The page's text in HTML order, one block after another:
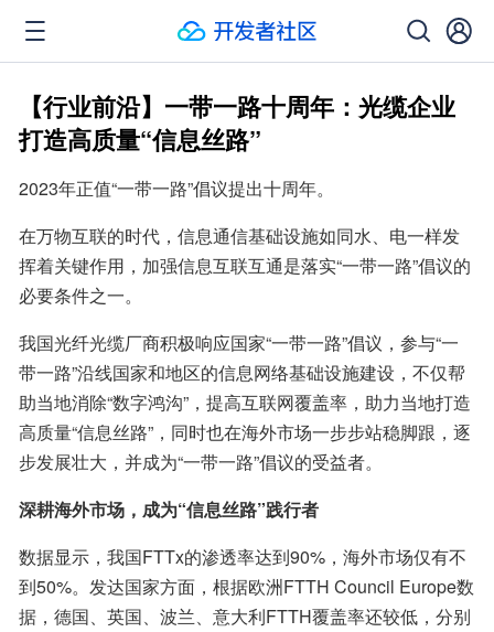
【行业前沿】一带一路十周年：光缆企业
打造高质量“信息丝路”
2023年正值“一带一路”倡议提出十周年。
在万物互联的时代，信息通信基础设施如同水、电一样发
挥着关键作用，加强信息互联互通是落实“一带一路”倡议的
必要条件之一。
我国光纤光缆厂商积极响应国家“一带一路”倡议，参与“一
带一路”沿线国家和地区的信息网络基础设施建设，不仅帮
助当地消除“数字鸿沟”，提高互联网覆盖率，助力当地打造
高质量“信息丝路”，同时也在海外市场一步步站稳脚跟，逐
步发展壮大，并成为“一带一路”倡议的受益者。
深耕海外市场，成为“信息丝路”践行者
数据显示，我国FTTx的渗透率达到90%，海外市场仅有不
到50%。发达国家方面，根据欧洲FTTH Council Europe数
据，德国、英国、波兰、意大利FTTH覆盖率还较低，分别